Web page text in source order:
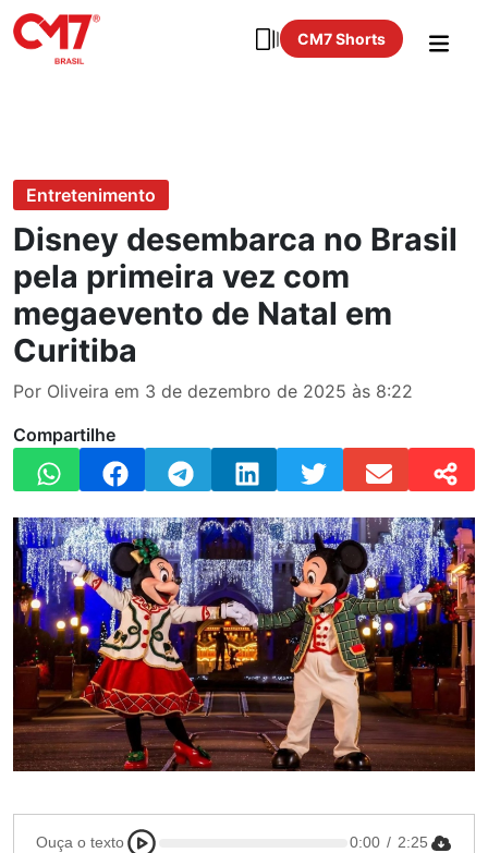
CM7 Shorts
Entretenimento
Disney desembarca no Brasil
pela primeira vez com
megaevento de Natal em
Curitiba
Por Oliveira em 3 de dezembro de 2025 às 8:22
Compartilhe
Ouça o texto 0:00 / 2:25